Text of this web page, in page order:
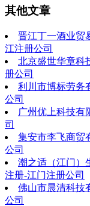
其他文章
晋江丁一酒业贸
江注册公司
北京盛世华章科
册公司
利川市博标劳务
公司
广州优上科技有
司
集安市李飞商贸
公司
潮之适（江门）
注册-江门注册公司
佛山市晨清科技
公司